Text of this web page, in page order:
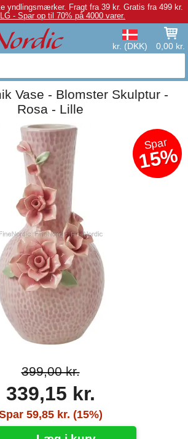
yndlingsmærker. Fragt fra 39 kr. Gratis fra 499 kr.
- Spar op til 70% på 4000 varer.
kr. (DKK) 0,00 kr.
Vase - Blomster Skulptur -
Rosa - Lille
Spar
15%
399,00 kr.
339,15 kr.
59,85 kr. (15%)